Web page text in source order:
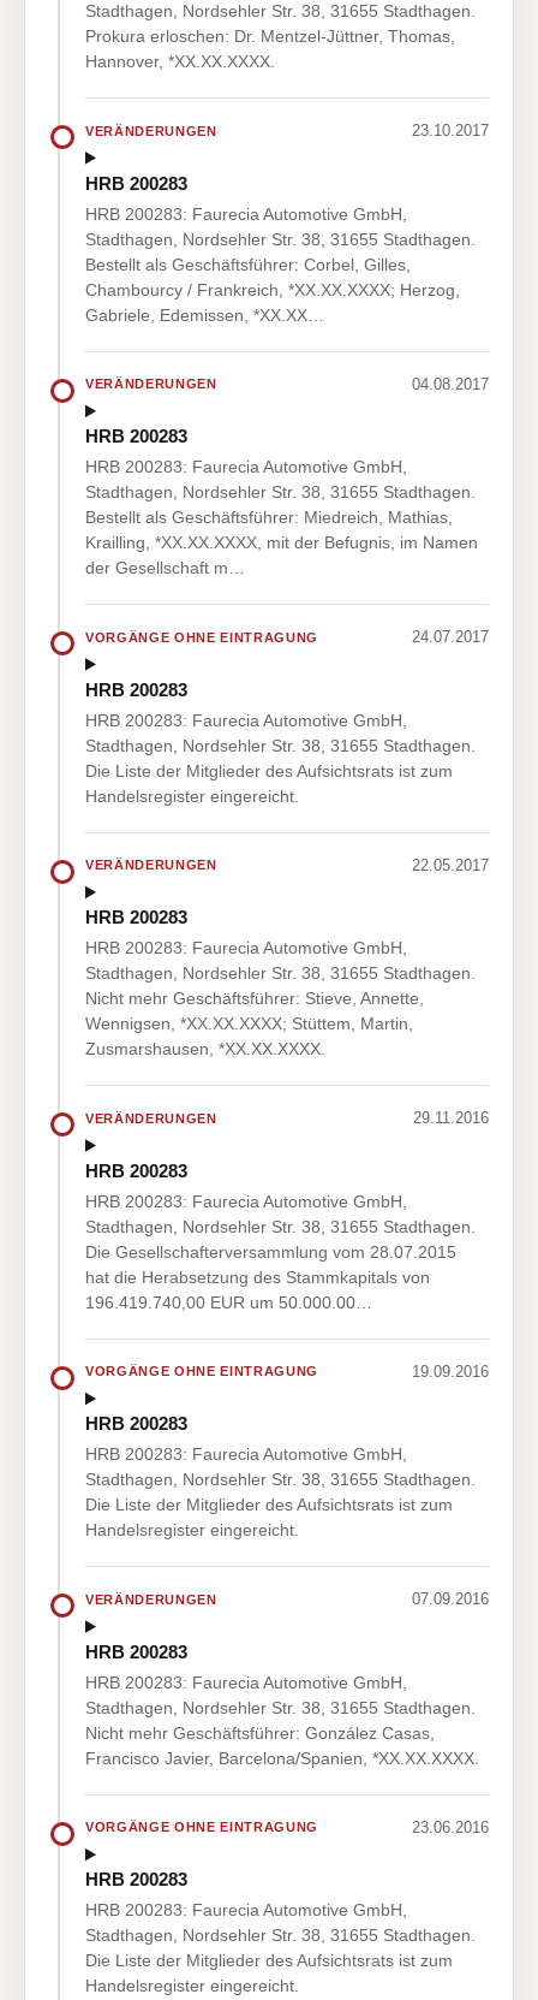
Stadthagen, Nordsehler Str. 38, 31655 Stadthagen.
Prokura erloschen: Dr. Mentzel-Jüttner, Thomas,
Hannover, *XX.XX.XXXX.
VERÄNDERUNGEN 23.10.2017
HRB 200283
HRB 200283: Faurecia Automotive GmbH,
Stadthagen, Nordsehler Str. 38, 31655 Stadthagen.
Bestellt als Geschäftsführer: Corbel, Gilles,
Chambourcy / Frankreich, *XX.XX.XXXX; Herzog,
Gabriele, Edemissen, *XX.XX…
VERÄNDERUNGEN 04.08.2017
HRB 200283
HRB 200283: Faurecia Automotive GmbH,
Stadthagen, Nordsehler Str. 38, 31655 Stadthagen.
Bestellt als Geschäftsführer: Miedreich, Mathias,
Krailling, *XX.XX.XXXX, mit der Befugnis, im Namen
der Gesellschaft m…
VORGÄNGE OHNE EINTRAGUNG 24.07.2017
HRB 200283
HRB 200283: Faurecia Automotive GmbH,
Stadthagen, Nordsehler Str. 38, 31655 Stadthagen.
Die Liste der Mitglieder des Aufsichtsrats ist zum
Handelsregister eingereicht.
VERÄNDERUNGEN 22.05.2017
HRB 200283
HRB 200283: Faurecia Automotive GmbH,
Stadthagen, Nordsehler Str. 38, 31655 Stadthagen.
Nicht mehr Geschäftsführer: Stieve, Annette,
Wennigsen, *XX.XX.XXXX; Stüttem, Martin,
Zusmarshausen, *XX.XX.XXXX.
VERÄNDERUNGEN 29.11.2016
HRB 200283
HRB 200283: Faurecia Automotive GmbH,
Stadthagen, Nordsehler Str. 38, 31655 Stadthagen.
Die Gesellschafterversammlung vom 28.07.2015
hat die Herabsetzung des Stammkapitals von
196.419.740,00 EUR um 50.000.00…
VORGÄNGE OHNE EINTRAGUNG 19.09.2016
HRB 200283
HRB 200283: Faurecia Automotive GmbH,
Stadthagen, Nordsehler Str. 38, 31655 Stadthagen.
Die Liste der Mitglieder des Aufsichtsrats ist zum
Handelsregister eingereicht.
VERÄNDERUNGEN 07.09.2016
HRB 200283
HRB 200283: Faurecia Automotive GmbH,
Stadthagen, Nordsehler Str. 38, 31655 Stadthagen.
Nicht mehr Geschäftsführer: González Casas,
Francisco Javier, Barcelona/Spanien, *XX.XX.XXXX.
VORGÄNGE OHNE EINTRAGUNG 23.06.2016
HRB 200283
HRB 200283: Faurecia Automotive GmbH,
Stadthagen, Nordsehler Str. 38, 31655 Stadthagen.
Die Liste der Mitglieder des Aufsichtsrats ist zum
Handelsregister eingereicht.